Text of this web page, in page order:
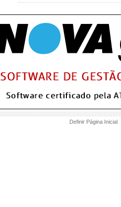
Definir Página Inicial